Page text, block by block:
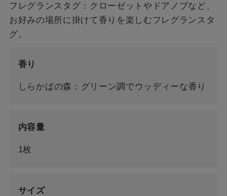
フレグランスタグ：クローゼットやドアノブなど、
お好みの場所に掛けて香りを楽しむフレグランスタ
グ。
香り
しらかばの森：グリーン調でウッディーな香り
内容量
1枚
サイズ